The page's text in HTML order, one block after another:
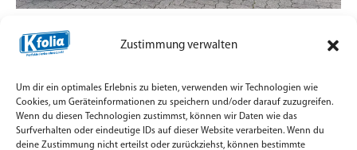
Zustimmung verwalten
Um dir ein optimales Erlebnis zu bieten, verwenden wir Technologien wie
Cookies, um Geräteinformationen zu speichern und/oder darauf zuzugreifen.
Wenn du diesen Technologien zustimmst, können wir Daten wie das
Surfverhalten oder eindeutige IDs auf dieser Website verarbeiten. Wenn du
deine Zustimmung nicht erteilst oder zurückziehst, können bestimmte
Zulassungsdienst mit Straßenpräsenz statt
Standard-Aufkleber
Teilfolierung und Firmenbeschriftung für
Zulassungsfahrzeuge mit Orajet Rapid Air Digitaldruck
umgesetzt.